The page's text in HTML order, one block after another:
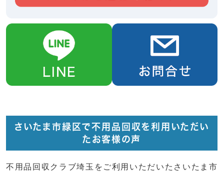
さいたま市緑区で不用品回収を利用いただい
たお客様の声
不用品回収クラブ埼玉をご利用いただいたさいたま市